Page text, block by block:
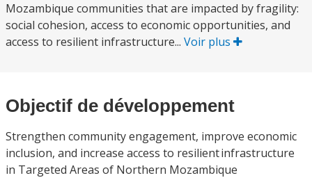
Mozambique communities that are impacted by fragility:
social cohesion, access to economic opportunities, and
access to resilient infrastructure... Voir plus
Objectif de développement
Strengthen community engagement, improve economic
inclusion, and increase access to resilient infrastructure
in Targeted Areas of Northern Mozambique